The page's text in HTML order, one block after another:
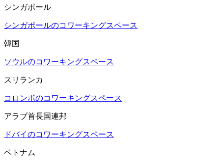
シンガポール
シンガポールのコワーキングスペース
韓国
ソウルのコワーキングスペース
スリランカ
コロンボのコワーキングスペース
アラブ首長国連邦
ドバイのコワーキングスペース
ベトナム